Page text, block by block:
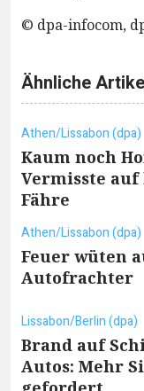
© dpa-infocom,
Ähnliche
Athen/Lissabon (dpa)
Kaum noch
Vermisste
Fähre
Athen/Lissabon (dpa)
Feuer wüten
Autofrachter
Lissabon/Berlin (dpa)
Brand auf
Autos: Mehr